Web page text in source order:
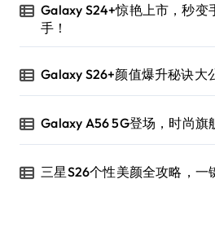
Galaxy S24+惊艳上市，秒变
手！
Galaxy S26+颜值爆升秘诀大
Galaxy A56 5G登场，时尚旗
三星S26个性美颜全攻略，一